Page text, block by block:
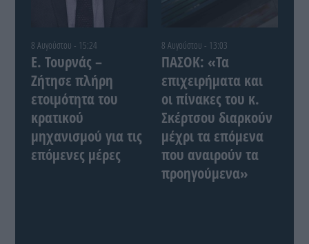
8 Αυγούστου - 15:24
Ε. Τουρνάς –
Ζήτησε πλήρη
ετοιμότητα του
κρατικού
μηχανισμού για τις
επόμενες μέρες
8 Αυγούστου - 13:03
ΠΑΣΟΚ: «Τα
επιχειρήματα και
οι πίνακες του κ.
Σκέρτσου διαρκούν
μέχρι τα επόμενα
που αναιρούν τα
προηγούμενα»